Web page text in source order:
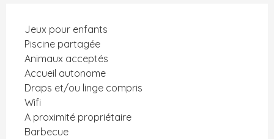
Jeux pour enfants
Piscine partagée
Animaux acceptés
Accueil autonome
Draps et/ou linge compris
Wifi
A proximité propriétaire
Barbecue